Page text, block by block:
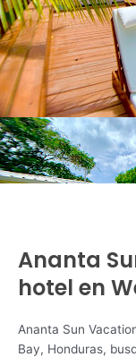
Ananta
hotel en
Ananta Sun
Bay, Honduras,